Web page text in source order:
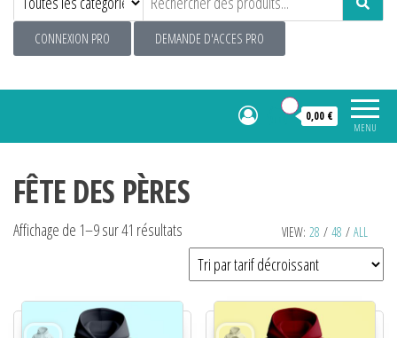
CONNEXION PRO DEMANDE D'ACCES PRO
MENU
0,00 €
FÊTE DES PÈRES
VIEW: 28 / 48 / ALL
Affichage de 1–9 sur 41 résultats